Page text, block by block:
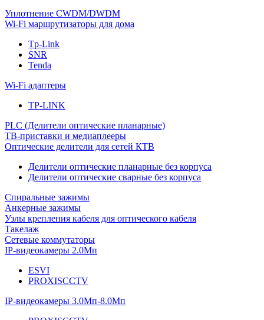
Уплотнение CWDM/DWDM
Wi-Fi маршрутизаторы для дома
Tp-Link
SNR
Tenda
Wi-Fi адаптеры
TP-LINK
PLC (Делители оптические планарные)
ТВ-приставки и медиаплееры
Оптические делители для сетей КТВ
Делители оптические планарные без корпуса
Делители оптические сварные без корпуса
Спиральные зажимы
Анкерные зажимы
Узлы крепления кабеля для оптического кабеля
Такелаж
Сетевые коммутаторы
IP-видеокамеры 2.0Мп
ESVI
PROXISCCTV
IP-видеокамеры 3.0Мп-8.0Мп